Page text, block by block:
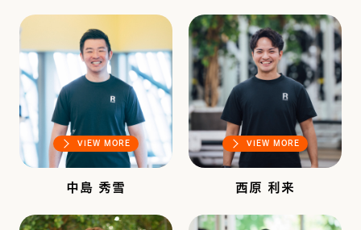
VIEW MORE
中島 秀雪
VIEW MORE
西原 利来